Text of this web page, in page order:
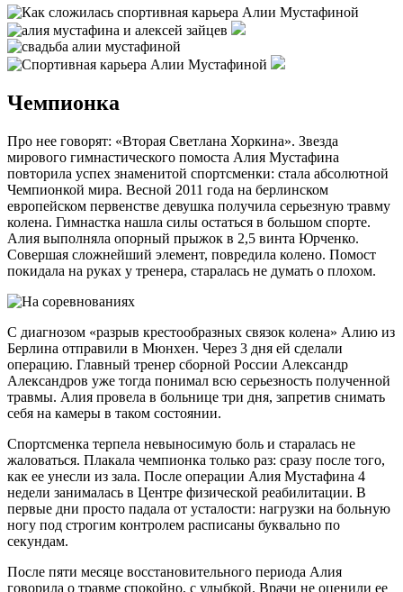
Чемпионка
Про нее говорят: «Вторая Светлана Хоркина». Звезда
мирового гимнастического помоста Алия Мустафина
повторила успех знаменитой спортсменки: стала абсолютной
Чемпионкой мира. Весной 2011 года на берлинском
европейском первенстве девушка получила серьезную травму
колена. Гимнастка нашла силы остаться в большом спорте.
Алия выполняла опорный прыжок в 2,5 винта Юрченко.
Совершая сложнейший элемент, повредила колено. Помост
покидала на руках у тренера, старалась не думать о плохом.
С диагнозом «разрыв крестообразных связок колена» Алию из
Берлина отправили в Мюнхен. Через 3 дня ей сделали
операцию. Главный тренер сборной России Александр
Александров уже тогда понимал всю серьезность полученной
травмы. Алия провела в больнице три дня, запретив снимать
себя на камеры в таком состоянии.
Спортсменка терпела невыносимую боль и старалась не
жаловаться. Плакала чемпионка только раз: сразу после того,
как ее унесли из зала. После операции Алия Мустафина 4
недели занималась в Центре физической реабилитации. В
первые дни просто падала от усталости: нагрузки на больную
ногу под строгим контролем расписаны буквально по
секундам.
После пяти месяце восстановительного периода Алия
говорила о травме спокойно, с улыбкой. Врачи не оценили ее